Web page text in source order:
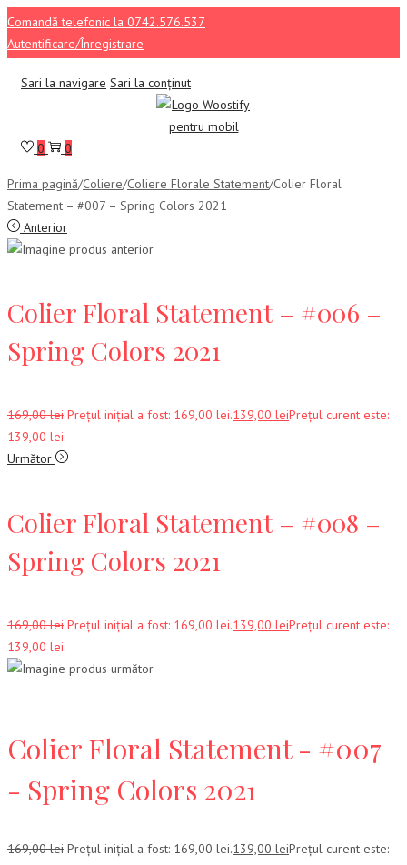
Comandă telefonic la 0742.576.537
Autentificare/Înregistrare
Sari la navigare Sari la conținut
0 0
Prima pagină/Coliere/Coliere Florale Statement/Colier Floral
Statement – #007 – Spring Colors 2021
Anterior
Colier Floral Statement – #006 –
Spring Colors 2021
169,00lei Prețul inițial a fost: 169,00 lei.139,00 leiPrețul curent este:
139,00 lei.
Următor
Colier Floral Statement – #008 –
Spring Colors 2021
169,00lei Prețul inițial a fost: 169,00 lei.139,00 leiPrețul curent este:
139,00 lei.
Colier Floral Statement - #007
- Spring Colors 2021
169,00lei Prețul inițial a fost: 169,00 lei.139,00 leiPrețul curent este: